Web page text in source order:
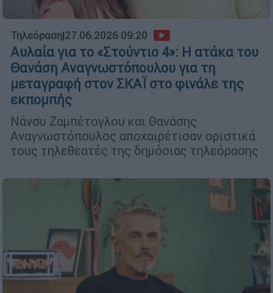
Τηλεόραση|27.06.2026 09:20
Αυλαία για το «Στούντιο 4»: Η ατάκα του
Θανάση Αναγνωστόπουλου για τη
μεταγραφή στον ΣΚΑΪ στο φινάλε της
εκπομπής
Νάνσυ Ζαμπέτογλου και Θανάσης
Αναγνωστόπουλος αποχαιρέτισαν οριστικά
τους τηλεθεατές της δημόσιας τηλεόρασης